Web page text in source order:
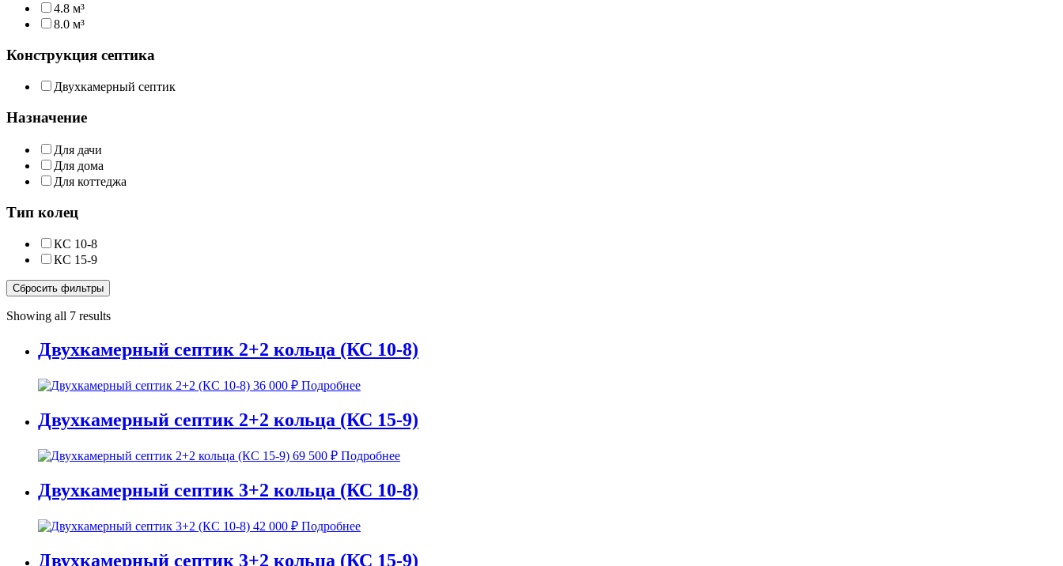
4.8 м³
8.0 м³
Конструкция септика
Двухкамерный септик
Назначение
Для дачи
Для дома
Для коттеджа
Тип колец
КС 10-8
КС 15-9
Сбросить фильтры
Showing all 7 results
Двухкамерный септик 2+2 кольца (КС 10-8)
36 000 ₽ Подробнее
Двухкамерный септик 2+2 кольца (КС 15-9)
69 500 ₽ Подробнее
Двухкамерный септик 3+2 кольца (КС 10-8)
42 000 ₽ Подробнее
Двухкамерный септик 3+2 кольца (КС 15-9)